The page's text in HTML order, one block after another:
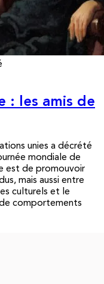
: les amis de
unies a décrété
mondiale de
est de promouvoir
mais aussi entre
culturels et le
comportements